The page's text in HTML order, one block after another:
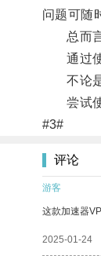
问题可随
总而言
通过使
不论是
尝试使
#3#
评论
游客
这款加速器
2025-01-24